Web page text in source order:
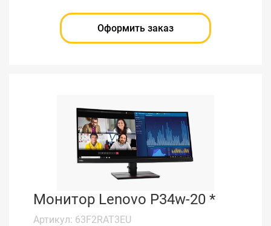
Оформить заказ
Монитор Lenovo P34w-20 *
Артикул: 63F2RAT3EU